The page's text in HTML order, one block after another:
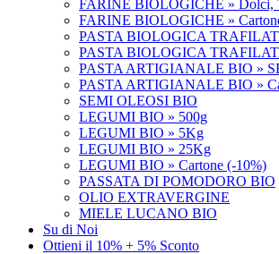
FARINE BIOLOGICHE » Dolci,
FARINE BIOLOGICHE »
PASTA BIOLOGICA
PASTA BIOLOGICA
PASTA ARTIGIANALE BIO »
PASTA ARTIGIANALE BIO »
SEMI OLEOSI BIO
LEGUMI BIO » 500g
LEGUMI BIO » 5Kg
LEGUMI BIO » 25Kg
LEGUMI BIO » Cartone (-10%)
PASSATA DI POMODORO BIO
OLIO EXTRAVERGINE
MIELE LUCANO BIO
Su di Noi
Ottieni il 10% + 5% Sconto